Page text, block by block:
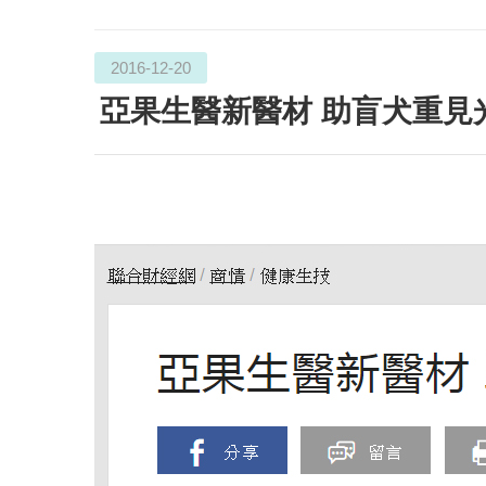
2016-12-20
亞果生醫新醫材 助盲犬重見